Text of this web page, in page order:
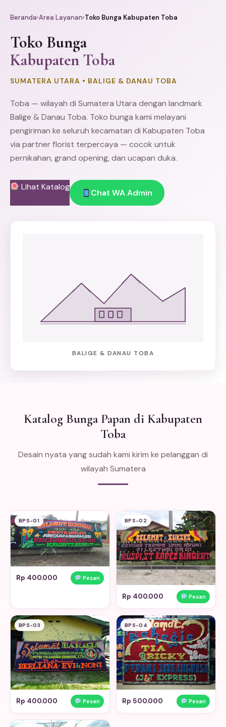
Beranda›Area Layanan›Toko Bunga Kabupaten Toba
Toko Bunga
Kabupaten Toba
SUMATERA UTARA • BALIGE & DANAU TOBA
Toba — wilayah di Sumatera Utara dengan landmark
Balige & Danau Toba. Toko bunga kami melayani
pengiriman ke seluruh kecamatan di Kabupaten Toba
via partner florist terpercaya — cocok untuk
pernikahan, grand opening, dan ucapan duka.
Lihat Katalog
Chat WA Admin
BALIGE & DANAU TOBA
Katalog Bunga Papan di Kabupaten
Toba
Desain nyata yang sudah kami kirim ke pelanggan di
wilayah Sumatera
BPS-01
Rp 400.000 Pesan
BPS-02
Rp 400.000 Pesan
BPS-03
Rp 400.000 Pesan
BPS-04
Rp 500.000 Pesan